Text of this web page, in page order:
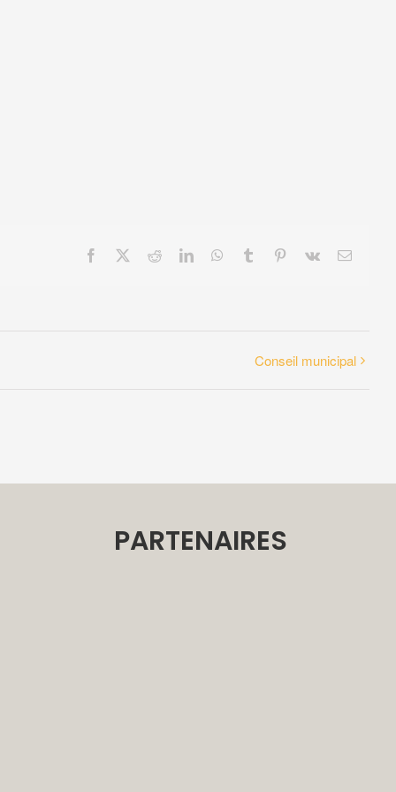
Facebook RedditLinkedInWhatsApp
Tumblr Pinterest
Vk Email
Conseil municipal
PARTENAIRES